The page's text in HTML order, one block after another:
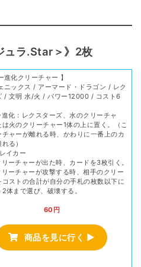
ュラ.Star＞》2枚
進化クリーチャー 】
ニックス / アーマード・ドラゴン / レク
/ 文明 水/火 / パワー12000 / コスト6
化：レクスターズ、水のクリーチャ
は火のクリーチャー1体の上に置く。（こ
チャーが離れる時、かわりに一番上のカ
る）
イカー
ーチャーが出た時、カードを3枚引く。
ーチャーが攻撃する時、相手のクリー
コストの合計が自分の手札の枚数以下に
体まで選び、破壊する。
60円
商品を見に行く ▶